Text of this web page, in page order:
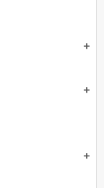
add
add
add